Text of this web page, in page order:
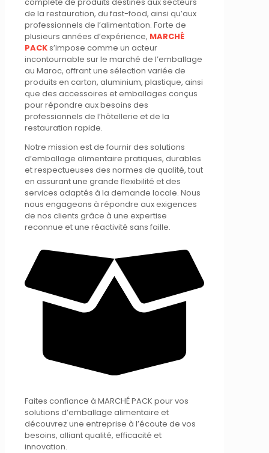
de la restauration, du fast-food, ainsi qu’aux
professionnels de l’alimentation. Forte de
plusieurs années d’expérience, MARCHÉ
PACKs’impose comme un acteur
incontournable sur le marché de l’emballage
au Maroc, offrant une sélection variée de
produits en carton, aluminium, plastique, ainsi
que des accessoires et emballages conçus
pour répondre aux besoins des
professionnels de l’hôtellerie et de la
restauration rapide.
Notre mission est de fournir des solutions
d’emballage alimentaire pratiques, durables
et respectueuses des normes de qualité, tout
en assurant une grande flexibilité et des
services adaptés à la demande locale. Nous
nous engageons à répondre aux exigences
de nos clients grâce à une expertise
reconnue et une réactivité sans faille.
Faites confiance à MARCHÉ PACK pour vos
solutions d’emballage alimentaire et
découvrez une entreprise à l’écoute de vos
besoins, alliant qualité, efficacité et
innovation.